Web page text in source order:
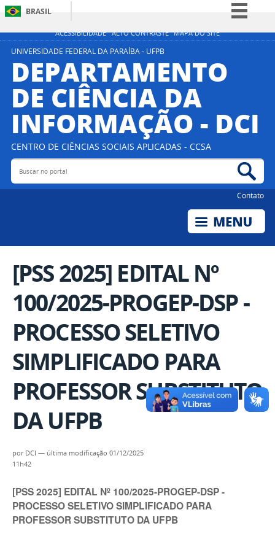
ACESSIBILIDADE ALTO CONTRASTE MAPA DO SITE
BRASIL
Simplifique!
Participe
Acesso à informação
Legislação
Canais
UNIVERSIDADE FEDERAL DA PARAÍBA - UFPB
DEPARTAMENTO
DE CIÊNCIA DA
INFORMAÇÃO - DCI
CENTRO DE CIÊNCIAS SOCIAIS APLICADAS - CCSA
Buscar no portal
Contato
[PSS 2025] EDITAL Nº
100/2025-PROGEP-DSP -
PROCESSO SELETIVO
SIMPLIFICADO PARA
PROFESSOR SUBSTITUTO
DA UFPB
por DCI — última modificação 01/12/2025
11h42
[PSS 2025] EDITAL Nº 100/2025-PROGEP-DSP -
PROCESSO SELETIVO SIMPLIFICADO PARA
PROFESSOR SUBSTITUTO DA UFPB